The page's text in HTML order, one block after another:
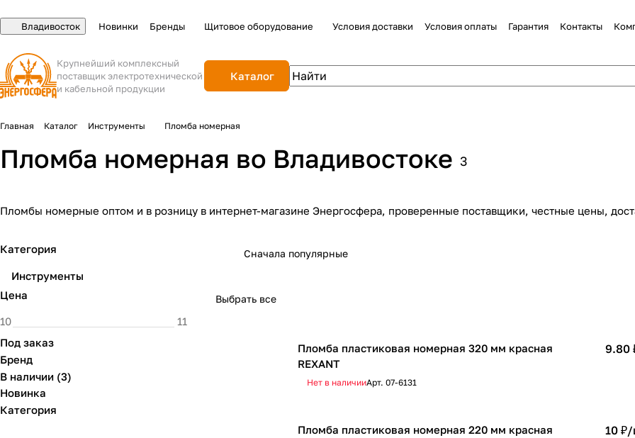
Владивосток Новинки Бренды Щитовое оборудование Условия доставки Условия оплаты Гарантия Контакты
Крупнейший комплексный
поставщик электротехнической
и кабельной продукции
Каталог
Главная Каталог Инструменты Пломба номерная
Пломба номерная во Владивостоке 3
Пломбы номерные оптом и в розницу в интернет-магазине Энергосфера, проверенные поставщики, честные цены,
Сначала популярные
Выбрать все
Пломба пластиковая номерная 320 мм красная
REXANT
Нет в наличииАрт. 07-6131
9.80
Пломба пластиковая номерная 220 мм красная
10 ₽/
Категория
Инструменты
Цена
Под заказ
Бренд
В наличии (3)
Новинка
Категория